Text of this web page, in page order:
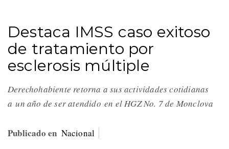
Destaca IMSS caso exitoso
de tratamiento por
esclerosis múltiple
Derechohabiente retorna a sus actividades cotidianas
a un año de ser atendido en el HGZ No. 7 de Monclova
Publicado en Nacional